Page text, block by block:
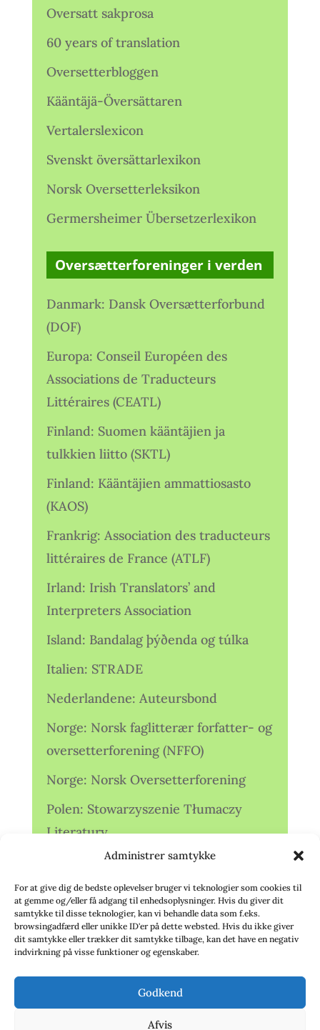
Administrer samtykke
For at give dig de bedste oplevelser bruger vi teknologier som cookies til
at gemme og/eller få adgang til enhedsoplysninger. Hvis du giver dit
samtykke til disse teknologier, kan vi behandle data som f.eks.
browsingadfærd eller unikke ID'er på dette websted. Hvis du ikke giver
dit samtykke eller trækker dit samtykke tilbage, kan det have en negativ
indvirkning på visse funktioner og egenskaber.
Godkend
Afvis
Oversatt sakprosa
60 years of translation
Oversetterbloggen
Kääntäjä-Översättaren
Vertalerslexicon
Svenskt översättarlexikon
Norsk Oversetterleksikon
Germersheimer Übersetzerlexikon
Oversætterforeninger i verden
Danmark: Dansk Oversætterforbund
(DOF)
Europa: Conseil Européen des
Associations de Traducteurs
Littéraires (CEATL)
Finland: Suomen kääntäjien ja
tulkkien liitto (SKTL)
Finland: Kääntäjien ammattiosasto
(KAOS)
Frankrig: Association des traducteurs
littéraires de France (ATLF)
Irland: Irish Translators’ and
Interpreters Association
Island: Bandalag þýðenda og túlka
Italien: STRADE
Nederlandene: Auteursbond
Norge: Norsk faglitterær forfatter- og
oversetterforening (NFFO)
Norge: Norsk Oversetterforening
Polen: Stowarzyszenie Tłumaczy
Literatury
Storbritannien: Translators
Association (TA)
Sverige: Översättarsektionen (Ö.)
Sverige: Översättarcentrum (ÖC)
deutschsprachiger Übersetzer (VdÜ)